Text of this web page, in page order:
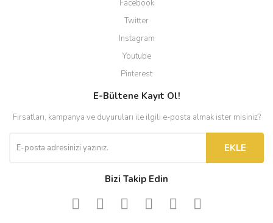
Facebook
Twitter
Instagram
Youtube
Pinterest
E-Bültene Kayıt Ol!
Fırsatları, kampanya ve duyuruları ile ilgili e-posta almak ister misiniz?
EKLE
Bizi Takip Edin